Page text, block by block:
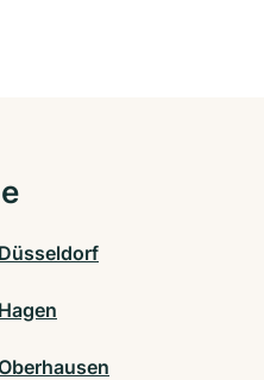
Düsseldorf
Hagen